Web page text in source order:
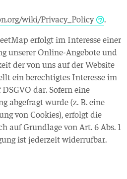
wiki/Privacy_Policy
.
erfolgt im Interesse einer
unserer Online-Angebote und
der von uns auf der Website
ein berechtigtes Interesse im
dar. Sofern eine
abgefragt wurde (z. B. eine
von Cookies), erfolgt die
auf Grundlage von Art. 6 Abs. 1
ist jederzeit widerrufbar.